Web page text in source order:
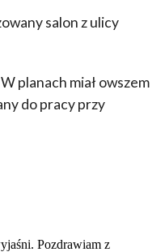
salon z ulicy
planach miał owszem
do pracy przy